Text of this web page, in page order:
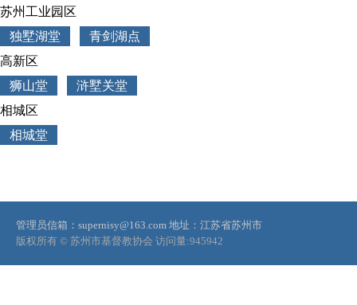
苏州工业园区
独墅湖堂
青剑湖点
高新区
狮山堂
浒墅关堂
相城区
相城堂
管理员信箱：supernisy@163.com 地址：江苏省苏州市
版权所有 © 苏州市基督教协会 访问量:945942